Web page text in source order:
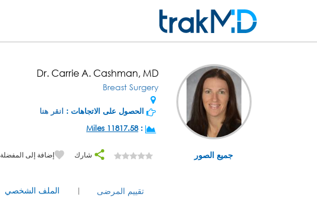
جميع الصور
Dr. Carrie A. Cashman, MD
Breast Surgery
الحصول على الاتجاهات : انقر هنا
:
11817.58 Miles
شارك إضافة إلى المفضلة
الملف الشخصي تقييم المرضى